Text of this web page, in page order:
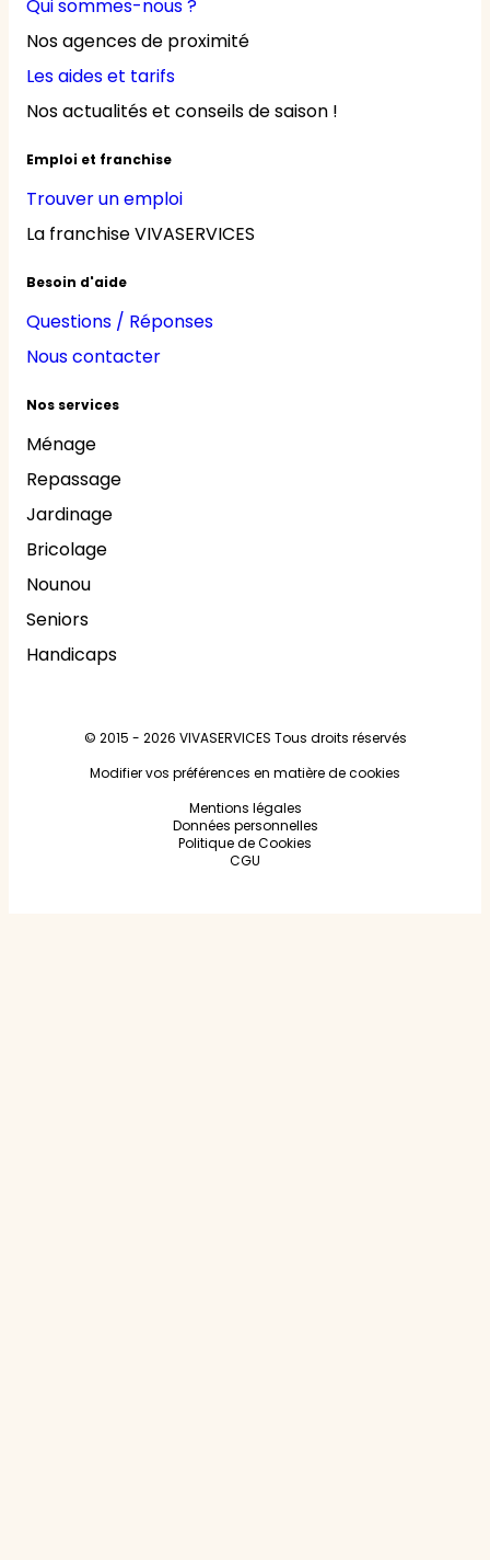
Qui sommes-nous ?
Nos agences de proximité
Les aides et tarifs
Nos actualités et conseils de saison !
Emploi et franchise
Trouver un emploi
La franchise VIVASERVICES
Besoin d'aide
Questions / Réponses
Nous contacter
Nos services
Ménage
Repassage
Jardinage
Bricolage
Nounou
Seniors
Handicaps
© 2015 - 2026 VIVASERVICES Tous droits réservés
Modifier vos préférences en matière de cookies
Mentions légales
Données personnelles
Politique de Cookies
CGU